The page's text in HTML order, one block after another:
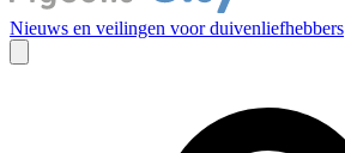
Nieuws en veilingen voor duivenliefhebbers